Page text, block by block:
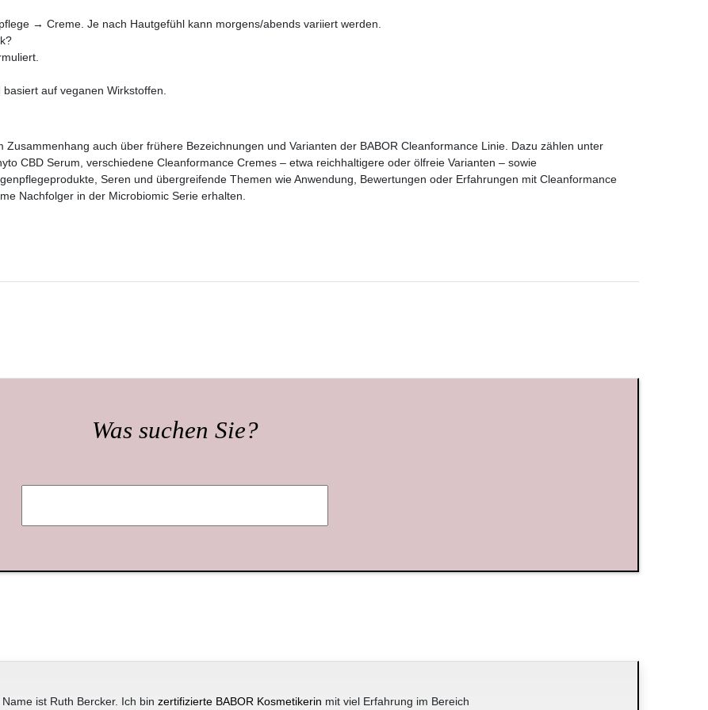
→ Creme. Je nach Hautgefühl kann morgens/abends variiert werden.
auf veganen Wirkstoffen.
auch über frühere Bezeichnungen und Varianten der BABOR Cleanformance Linie. Dazu zählen unter
CBD Serum , verschiedene Cleanformance Cremes – etwa reichhaltigere oder ölfreie Varianten – sowie
Seren und übergreifende Themen wie Anwendung, Bewertungen oder Erfahrungen mit Cleanformance
Nachfolger in der Microbiomic Serie erhalten.
Was suchen Sie?
ist Ruth Bercker. Ich bin zertifizierte BABOR Kosmetikerin mit viel Erfahrung im Bereich